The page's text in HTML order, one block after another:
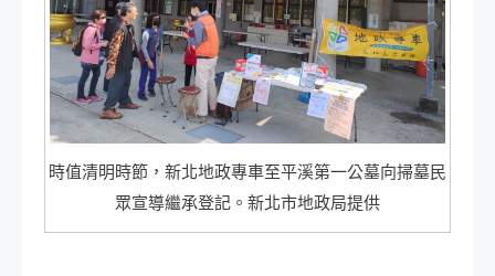
時值清明時節，新北地政專車至平溪第一公墓向掃墓民
眾宣導繼承登記。新北市地政局提供